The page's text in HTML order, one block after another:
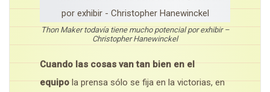
Thon Maker todavía tiene mucho potencial por exhibir –
Christopher Hanewinckel
Cuando las cosas van tan bien en el
equipo la prensa sólo se fija en la victorias, en